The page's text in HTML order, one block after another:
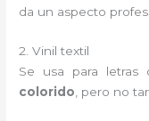
da un aspecto
2. Vinil textil
Se usa para letras
colorido, pero no